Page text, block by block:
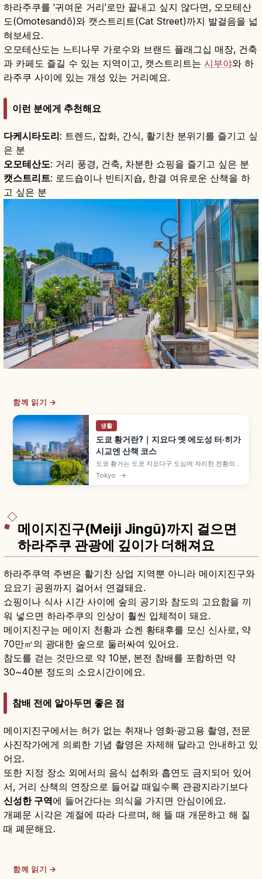
하라주쿠를 '귀여운 거리'로만 끝내고 싶지 않다면, 오모테산
도(Omotesandō)와 캣스트리트(Cat Street)까지 발걸음을 넓
혀보세요.
오모테산도는 느티나무 가로수와 브랜드 플래그십 매장, 건축
과 카페도 즐길 수 있는 지역이고, 캣스트리트는 시부야와 하
라주쿠 사이에 있는 개성 있는 거리예요.
이런 분에게 추천해요
다케시타도리: 트렌드, 잡화, 간식, 활기찬 분위기를 즐기고 싶
은 분
오모테산도: 거리 풍경, 건축, 차분한 쇼핑을 즐기고 싶은 분
캣스트리트: 로드숍이나 빈티지숍, 한결 여유로운 산책을 하
고 싶은 분
함께 읽기 →
생활
도쿄 황거란?｜지요다 옛 에도성 터·히가
시교엔 산책 코스
도쿄 황거는 도쿄 지요다구 도심에 자리한 천황의
거처이자 옛 에도성 터입니다. 1869년 이후 천황의
거처가 되었으며, 무료 공개되는 황거 히가시교엔,
Tokyo →
메이지진구(Meiji Jingū)까지 걸으면
하라주쿠 관광에 깊이가 더해져요
하라주쿠역 주변은 활기찬 상업 지역뿐 아니라 메이지진구와
요요기 공원까지 걸어서 연결돼요.
쇼핑이나 식사 시간 사이에 숲의 공기와 참도의 고요함을 끼
워 넣으면 하라주쿠의 인상이 훨씬 입체적이 돼요.
메이지진구는 메이지 천황과 쇼켄 황태후를 모신 신사로, 약
70만㎡의 광대한 숲으로 둘러싸여 있어요.
참도를 걷는 것만으로 약 10분, 본전 참배를 포함하면 약
30~40분 정도의 소요시간이에요.
참배 전에 알아두면 좋은 점
메이지진구에서는 허가 없는 취재나 영화·광고용 촬영, 전문
사진작가에게 의뢰한 기념 촬영은 자제해 달라고 안내하고 있
어요.
또한 지정 장소 외에서의 음식 섭취와 흡연도 금지되어 있어
서, 거리 산책의 연장으로 들어갈 때일수록 관광지라기보다
신성한 구역에 들어간다는 의식을 가지면 안심이에요.
개폐문 시각은 계절에 따라 다르며, 해 뜰 때 개문하고 해 질
때 폐문해요.
함께 읽기 →